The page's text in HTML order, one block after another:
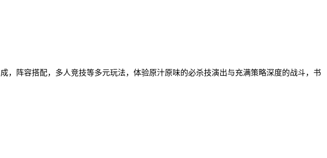
阵容搭配，多人竞技等多元玩法，体验原汁原味的必杀技演出与充满策略深度的战斗，书